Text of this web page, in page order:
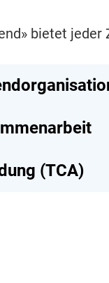
bietet
(TCA)